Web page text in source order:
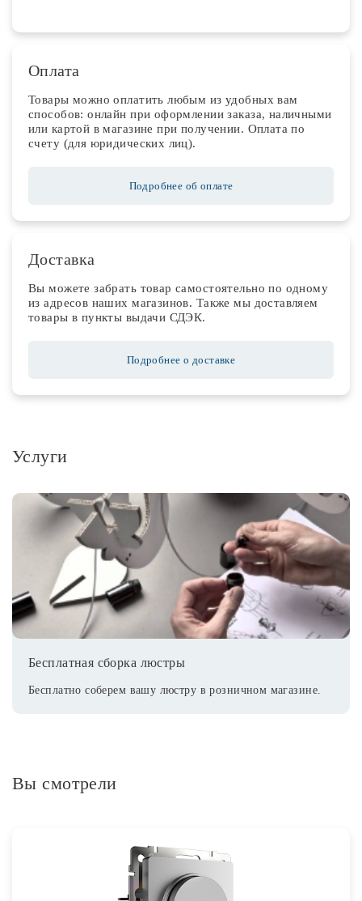
Оплата
Товары можно оплатить любым из удобных вам
способов: онлайн при оформлении заказа, наличными
или картой в магазине при получении. Оплата по
счету (для юридических лиц).
Подробнее об оплате
Доставка
Вы можете забрать товар самостоятельно по одному
из адресов наших магазинов. Также мы доставляем
товары в пункты выдачи СДЭК.
Подробнее о доставке
Услуги
Бесплатная сборка люстры
Бесплатно соберем вашу люстру в розничном магазине.
Вы смотрели